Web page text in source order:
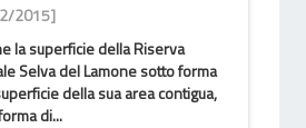
2015]
la superficie della Riserva
Selva del Lamone sotto forma
della sua area contigua,
di...